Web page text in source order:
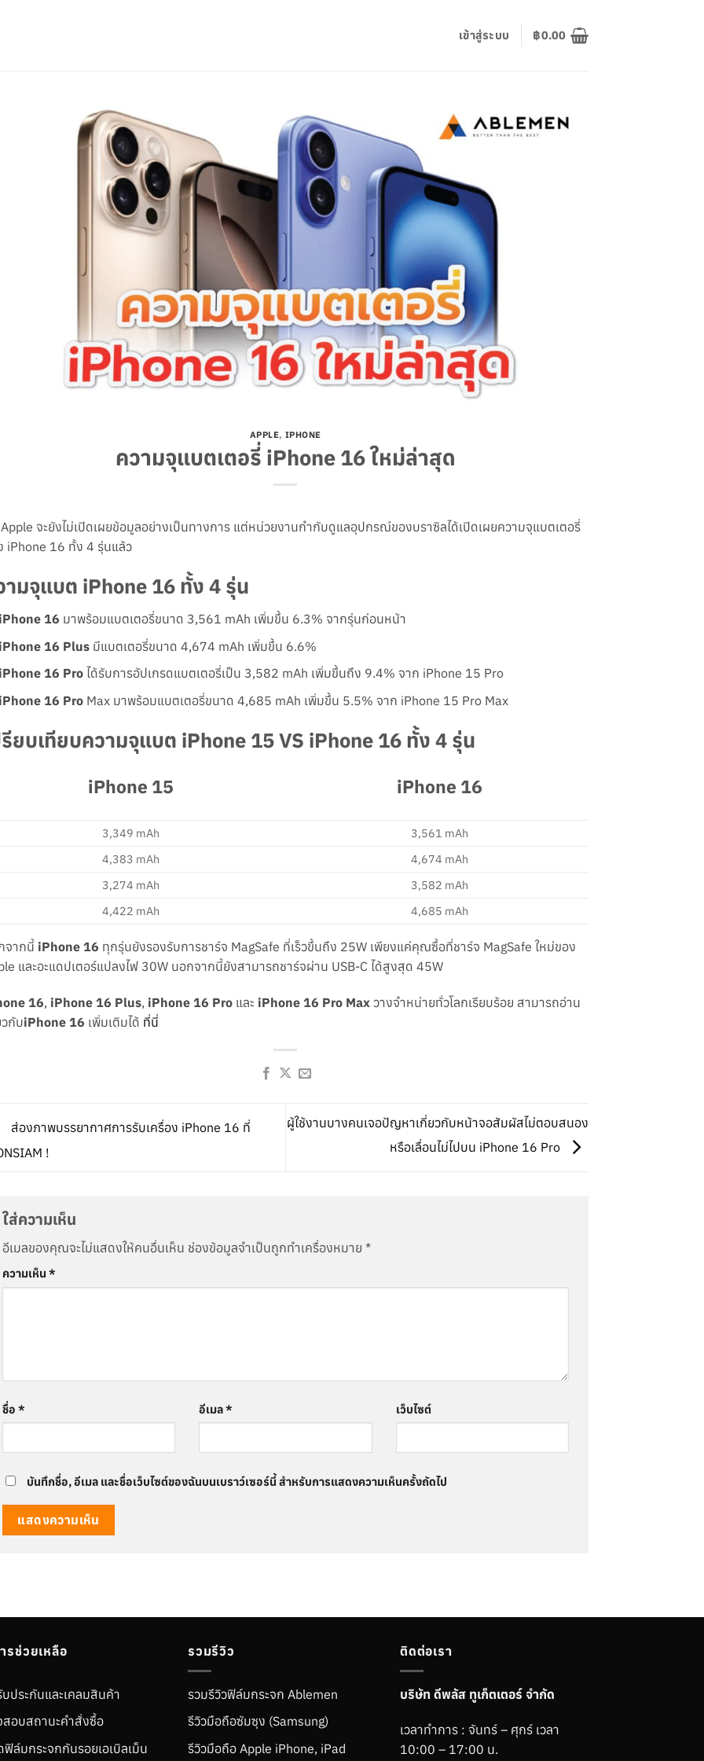
เข้าสู่ระบบ ฿0.00
APPLE, IPHONE
ความจุแบตเตอรี่ iPhone 16 ใหม่ล่าสุด
จะยังไม่เปิดเผยข้อมูลอย่างเป็นทางการ แต่หน่วยงานกำกับดูแลอุปกรณ์ของบราซิลได้เปิดเผยความจุแบตเตอรี่
iPhone 16 ทั้ง 4 รุ่นแล้ว
ามจุแบต iPhone 16 ทั้ง 4 รุ่น
16 มาพร้อมแบตเตอรี่ขนาด 3,561 mAh เพิ่มขึ้น 6.3% จากรุ่นก่อนหน้า
16 Plus มีแบตเตอรี่ขนาด 4,674 mAh เพิ่มขึ้น 6.6%
16 Pro ได้รับการอัปเกรดแบตเตอรี่เป็น 3,582 mAh เพิ่มขึ้นถึง 9.4% จาก iPhone 15 Pro
16 Pro Max มาพร้อมแบตเตอรี่ขนาด 4,685 mAh เพิ่มขึ้น 5.5% จาก iPhone 15 Pro Max
ยบเทียบความจุแบต iPhone 15 VS iPhone 16 ทั้ง 4 รุ่น
iPhone 15 iPhone 16
3,349 mAh
3,561 mAh
4,383 mAh
4,674 mAh
3,274 mAh
3,582 mAh
4,422 mAh
4,685 mAh
จากนี้ iPhone 16 ทุกรุ่นยังรองรับการชาร์จ MagSafe ที่เร็วขึ้นถึง 25W เพียงแค่คุณซื้อที่ชาร์จ MagSafe ใหม่ของ
และอะแดปเตอร์แปลงไฟ 30W นอกจากนี้ยังสามารถชาร์จผ่าน USB-C ได้สูงสุด 45W
16, iPhone 16 Plus, iPhone 16 Proและ iPhone 16 Pro Maxวางจำหน่ายทั่วโลกเรียบร้อย สามารถอ่าน
กับiPhone 16 เพิ่มเติมได้ ที่นี่
ส่องภาพบรรยากาศการรับเครื่อง iPhone 16 ที่
!
ผู้ใช้งานบางคนเจอปัญหาเกี่ยวกับหน้าจอสัมผัสไม่ตอบสนอง
หรือเลื่อนไม่ไปบน iPhone 16 Pro
ใส่ความเห็น
อีเมลของคุณจะไม่แสดงให้คนอื่นเห็น ช่องข้อมูลจำเป็นถูกทำเครื่องหมาย *
ความเห็น *
ชื่อ * อีเมล* เว็บไซต์
บันทึกชื่อ, อีเมล และชื่อเว็บไซต์ของฉันบนเบราว์เซอร์นี้ สำหรับการแสดงความเห็นครั้งถัดไป
รช่วยเหลือ
ประกันและเคลมสินค้า
สอบสถานะคำสั่งซื้อ
ฟิล์มกระจกกันรอยเอเบิลเม็น
รวมรีวิว
รวมรีวิวฟิล์มกระจก Ablemen
รีวิวมือถือซัมซุง (Samsung)
รีวิวมือถือ Apple iPhone, iPad
ติดต่อเรา
บริษัท ดีพลัส ทูเก็ตเตอร์ จำกัด
เวลาทำการ : จันทร์ – ศุกร์ เวลา
10:00 – 17:00 น.